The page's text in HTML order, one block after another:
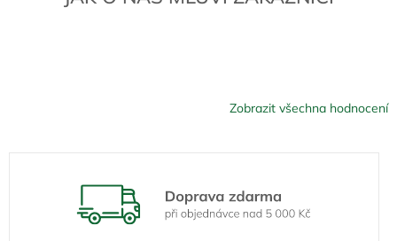
Zobrazit všechna hodnocení